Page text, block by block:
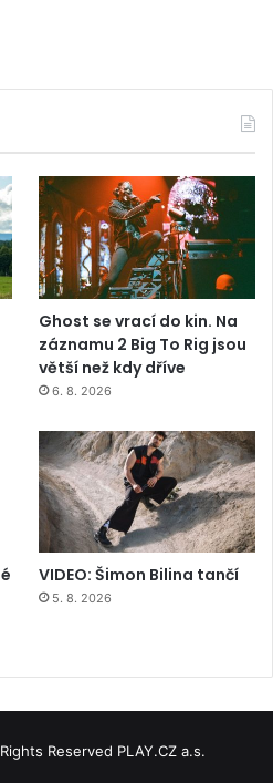
Ghost se vrací do kin. Na
záznamu 2 Big To Rig jsou
větší než kdy dříve
6. 8. 2026
VIDEO: Šimon Bilina tančí
5. 8. 2026
Reserved PLAY.CZ a.s.